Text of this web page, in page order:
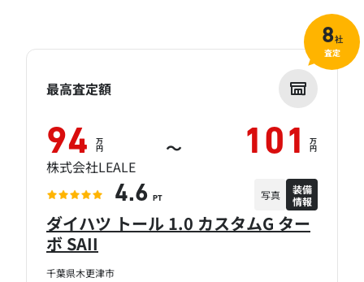
千葉県木更津市
ダイハツ トール 1.0 カスタムG ター
ボ SAII
最高査定額
94 万
円 ～ 101 万
円
株式会社LEALE
4.6 PT 写真
装備
情報
8社
査定